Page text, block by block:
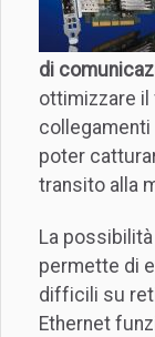
di
ottimizzare il
collegamenti
poter
transito alla
La
permette di
difficili su
Ethernet